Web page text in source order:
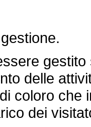
gestito
delle
coloro che
dei